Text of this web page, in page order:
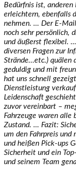
Bedürfnis ist, anderen
erleichtern, ebenfalls
nehmen. ... Der E-
noch sehr persönlich,
und äußerst flexibel.
diversen Fragen zur
Strände…etc.) quälen
geduldig und mit
hat uns schnell
Dienstleistung
Leidenschaft
zuvor vereinbart –
Fahrzeuge waren alle
Zustand. ... Fazit:
um den Fahrpreis
und heißen Pick-ups
Sicherheit und ein
und seinem Team